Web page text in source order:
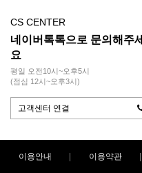
CS CENTER
네이버톡톡으로 문의해주세
요
평일 오전10시~오후5시
(점심 12시~오후3시)
고객센터 연결
이용안내 이용약관